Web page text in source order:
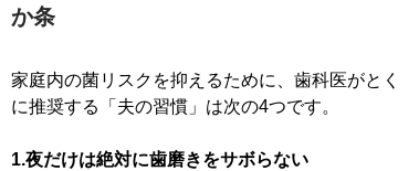
か条
家庭内の菌リスクを抑えるために、歯科医がとく
に推奨する「夫の習慣」は次の4つです。
1.夜だけは絶対に歯磨きをサボらない